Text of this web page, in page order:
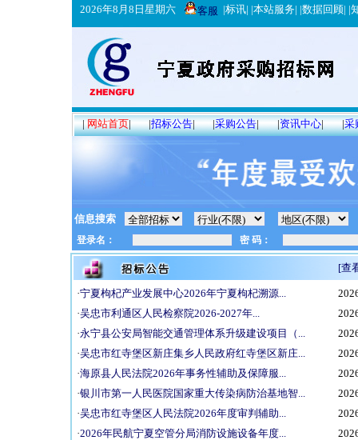
2026年8月8日星期六 客服 |标讯| |本站服务| |数据回顾| |
|网站首页| |招标公告| |采购公告| |资讯中心| |采
信息搜索
[查
·宁夏枸杞产业发展中心2026年宁夏枸杞溯源...
·吴忠市利通区人民检察院2026-2027年...
·永宁县公安局智能交通管理体系升级建设项目（...
·吴忠市红寺堡区新庄集乡人民政府红寺堡区新庄...
·海原县人民法院2026年事务性辅助及保障服...
·银川市第一人民医院国家重大传染病防治基地智...
·吴忠市红寺堡区人民法院2026年度审判辅助...
·2026年民航宁夏空管分局消防设施设备年度...